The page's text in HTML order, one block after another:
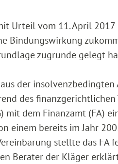
Urteil vom 11. April
Bindungswirkung
zugrunde gelegt
der
des
mit dem Finanzamt (FA)
einem bereits im Jahr
stellte das FA
Berater der Kläger